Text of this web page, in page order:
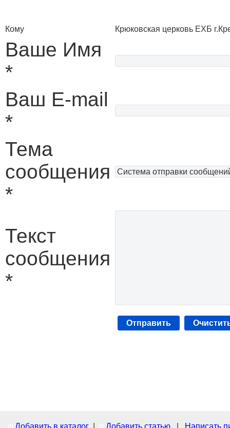
Кому Крюковская церковь ЕХБ
Ваше Имя
*
Ваш E-mail
*
Тема
сообщения
*
Текст
сообщения
*